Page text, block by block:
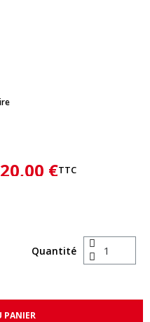
20,00 €TTC
Quantité
PANIER